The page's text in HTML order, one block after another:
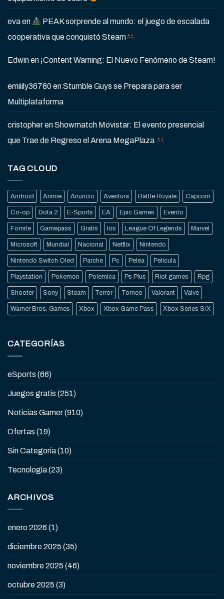
evaen
PEAK sorprende al mundo: el juego de escalada
cooperativa que conquistó Steam
Edwinen ¡Content Warning: El Nuevo Fenómeno de Steam!
emiiily36780enStumble Guys se Prepara para ser
Multiplataforma
cristopherenShowmatch Movistar: El evento presencial
que Trae de Regreso el Arena MegaPlaza
TAG CLOUD
Android Anime Anuncio Aventura Battle Royale Capcom
Co-op Dota 2 E-Sports EA Epic Games Evento
Fornite Gamepass Gratis Ios League Of Legends Marvel
Microsoft Mundial Nacional Netflix Nintendo
Nintendo Switch Oled Parche Pc Pelea Pelicula
Playstation Pokemon Polemica Ps Plus Riot games Rpg
Shooter Sony Steam Terror Torneo Valorant Valve
Warner Bros. Games Xbox Xbox Game Pass Xbox Series S/X
CATEGORÍAS
eSports (66)
Juegos gratis (251)
Noticias Gamer(910)
Ofertas (19)
Sin Categoría(10)
Tecnología(23)
ARCHIVOS
enero 2026 (1)
diciembre 2025 (35)
noviembre 2025 (46)
octubre 2025 (3)